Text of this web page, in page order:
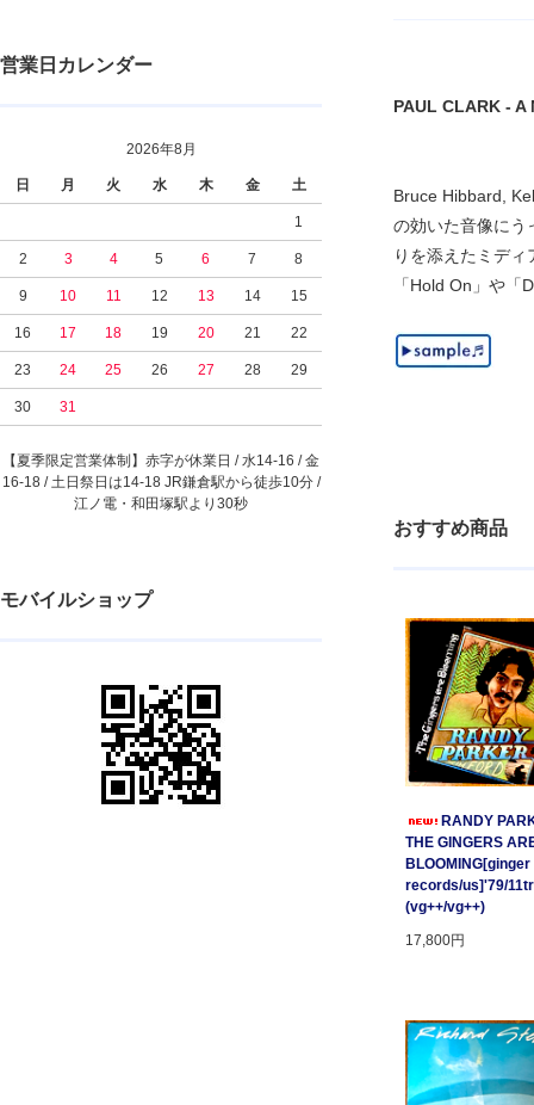
営業日カレンダー
2026年8月
日 月 火 水 木 金 土
1
2 3 4 5 6 7 8
9 10 11 12 13 14 15
16 17 18 19 20 21 22
23 24 25 26 27 28 29
30 31
【夏季限定営業体制】赤字が休業日 / 水14-16 / 金
16-18 / 土日祭日は14-18 JR鎌倉駅から徒歩10分 /
江ノ電・和田塚駅より30秒
モバイルショップ
PAUL CLARK -
Bruce Hibbard,
の効いた音像にう
りを添えたミデ
「Hold On」や
おすすめ商品
RANDY
THE GINGERS
BLOOMING[ginger
records/us]'79/
(vg++/vg++)
17,800円